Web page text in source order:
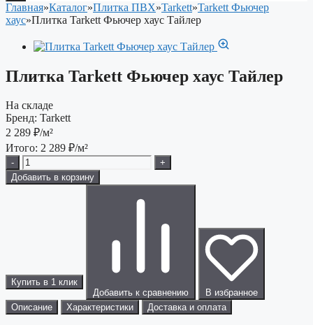
Главная»Каталог»Плитка ПВХ»Tarkett»Tarkett Фьючер
хаус»Плитка Tarkett Фьючер хаус Тайлер
Плитка Tarkett Фьючер хаус Тайлер
На складе
Бренд: Tarkett
2 289 ₽/м²
Итого: 2 289 ₽/м²
-
+
Добавить в корзину
Купить в 1 клик
Добавить к сравнению
В избранное
Описание
Характеристики Доставка и оплата